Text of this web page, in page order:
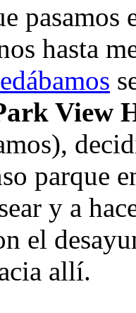
pasamos
hasta
View
parque
y a
el
allí.